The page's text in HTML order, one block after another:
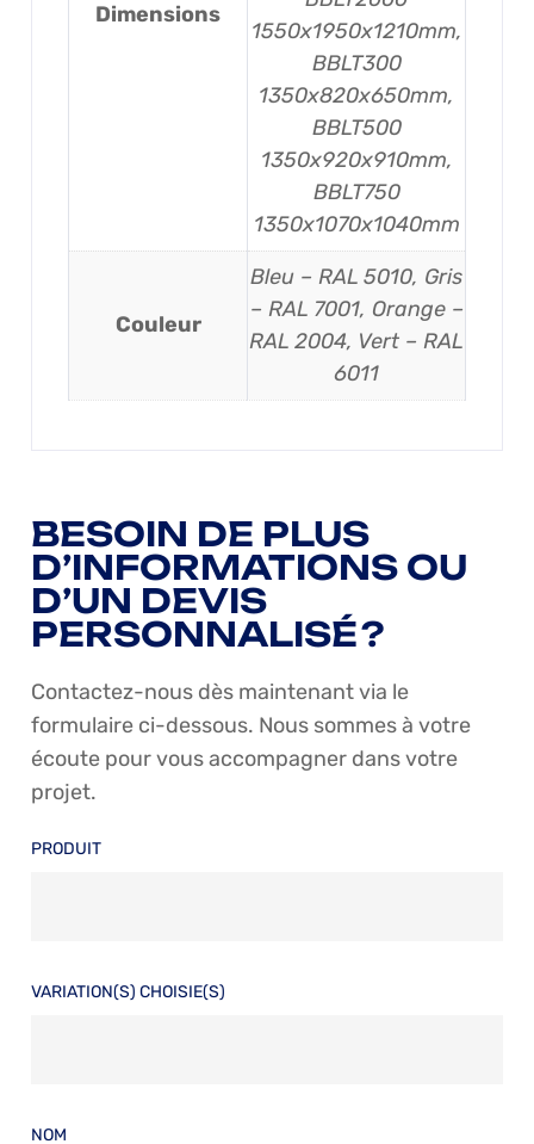
Dimensions
1550x1950x1210mm,
BBLT300
1350x820x650mm,
BBLT500
1350x920x910mm,
BBLT750
1350x1070x1040mm
Couleur
Bleu – RAL 5010, Gris
– RAL 7001, Orange –
RAL 2004, Vert – RAL
6011
BESOIN DE PLUS
D’INFORMATIONS OU
D’UN DEVIS
PERSONNALISÉ ?
Contactez-nous dès maintenant via le
formulaire ci-dessous. Nous sommes à votre
écoute pour vous accompagner dans votre
projet.
PRODUIT
VARIATION(S) CHOISIE(S)
NOM